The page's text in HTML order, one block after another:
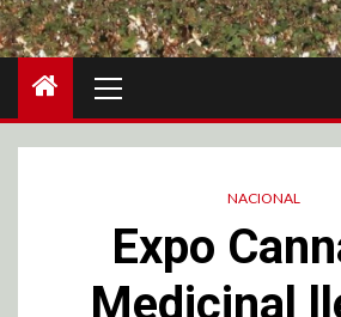
NACIONAL
Expo
Medicinal